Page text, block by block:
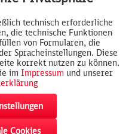
Inaktiv
technisch erforderliche
die technische Funktionen
von Formularen, die
Spracheinstellungen. Diese
korrekt nutzen zu können.
im Impressum und unserer
Cookies